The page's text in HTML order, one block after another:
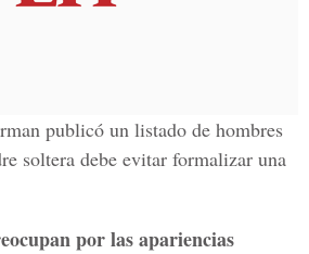
publicó un listado de hombres
soltera debe evitar formalizar una
por las apariencias